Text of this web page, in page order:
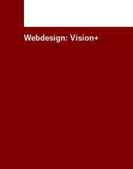
Webdesign: Vision+